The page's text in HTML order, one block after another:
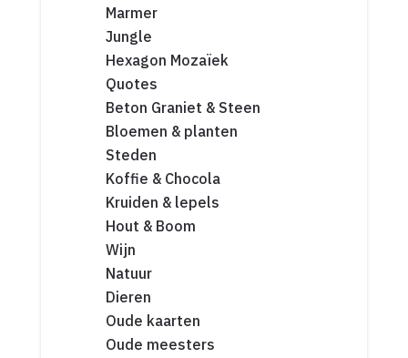
Marmer
Jungle
Hexagon Mozaïek
Quotes
Beton Graniet & Steen
Bloemen & planten
Steden
Koffie & Chocola
Kruiden & lepels
Hout & Boom
Wijn
Natuur
Dieren
Oude kaarten
Oude meesters